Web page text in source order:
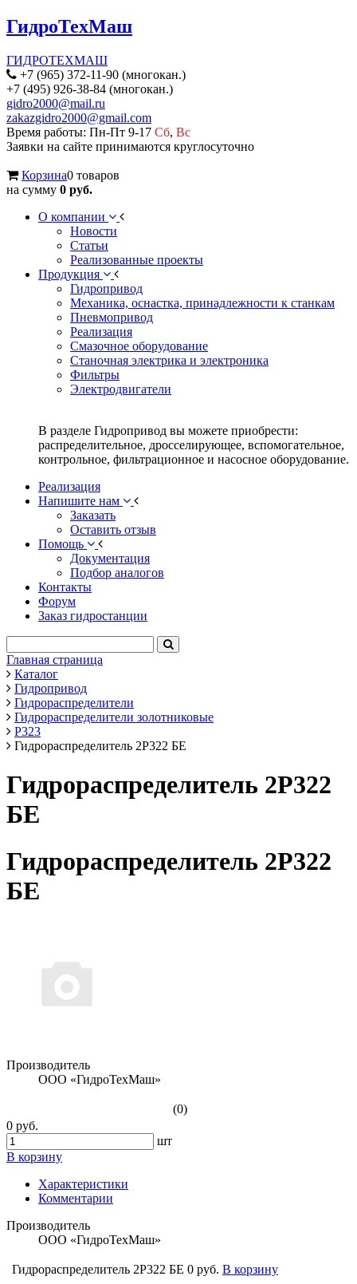
ГидроТехМаш
ГИДРОТЕХМАШ
+7 (965) 372-11-90 (многокан.)
+7 (495) 926-38-84 (многокан.)
gidro2000@mail.ru
zakazgidro2000@gmail.com
Время работы: Пн-Пт 9-17 Сб, Вс
Заявки на сайте принимаются круглосуточно
Корзина0 товаров
на сумму 0 руб.
О компании
Новости
Статьи
Реализованные проекты
Продукция
Гидропривод
Механика, оснастка, принадлежности к станкам
Пневмопривод
Реализация
Смазочное оборудование
Станочная электрика и электроника
Фильтры
Электродвигатели
В разделе Гидропривод вы можете приобрести:
распределительное, дросселирующее, вспомогательное,
контрольное, фильтрационное и насосное оборудование.
Реализация
Напишите нам
Заказать
Оставить отзыв
Помощь
Документация
Подбор аналогов
Контакты
Форум
Заказ гидростанции
Главная страница
Каталог
Гидропривод
Гидрораспределители
Гидрораспределители золотниковые
Р323
Гидрораспределитель 2Р322 БЕ
Гидрораспределитель 2Р322
БЕ
Гидрораспределитель 2Р322
БЕ
Производитель
ООО «ГидроТехМаш»
(0)
0 руб.
шт
В корзину
Характеристики
Комментарии
Производитель
ООО «ГидроТехМаш»
Гидрораспределитель 2Р322 БЕ 0 руб. В корзину